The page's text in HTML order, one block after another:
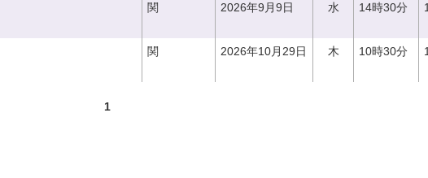
関 2026年9月9日 水 14時30分
関 2026年10月29日 木 10時30分
1